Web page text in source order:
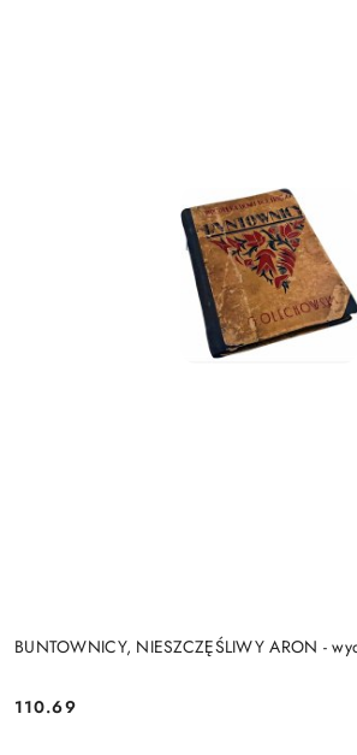
BUNTOWNICY, NIESZCZĘŚLIWY ARON -
Cena:
110.69